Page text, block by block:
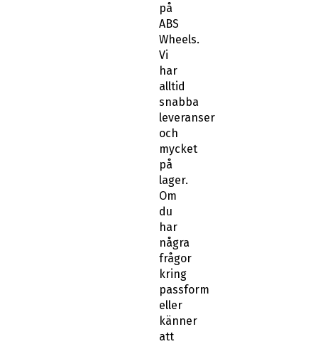
på
ABS
Wheels.
Vi
har
alltid
snabba
leveranser
och
mycket
på
lager.
Om
du
har
några
frågor
kring
passform
eller
känner
att